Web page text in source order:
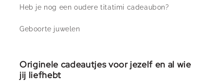
Heb je nog een oudere titatimi cadeaubon?
Geboorte juwelen
Originele cadeautjes voor jezelf en al wie
jij liefhebt